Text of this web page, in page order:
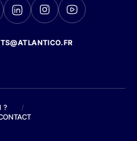
?
/